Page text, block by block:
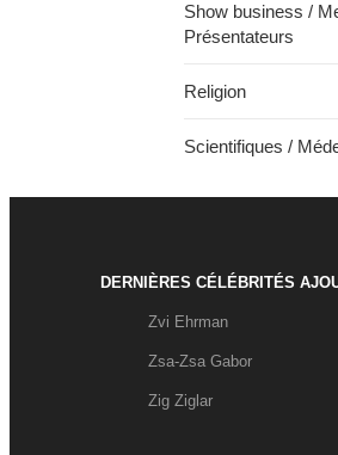
Show business /
Présentateurs
Religion
Scientifiques /
DERNIÈRES CÉLÉBRITÉS
Zvi Ehrman
Zsa-Zsa Gabor
Zig Ziglar